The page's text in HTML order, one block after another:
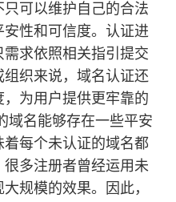
可以维护自己的合法
性和可信度。认证进
求依照相关指引提交
织来说，域名认证还
为用户提供更牢靠的
域名能够存在一些平安
每个未认证的域名都
多注册者曾经运用未
规模的效果。因此，